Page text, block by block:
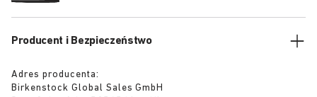
Producent i Bezpieczeństwo
Adres producenta:
Birkenstock Global Sales GmbH